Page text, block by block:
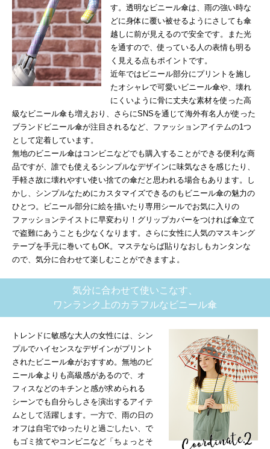
す。透明なビニール傘は、雨の強い時な
どに身体に覆い被せるようにさしても傘
越しに前が見えるので安全です。また光
を通すので、使っている人の表情も明る
く見える点もポイントです。
近年ではビニール部分にプリントを施し
たオシャレで可愛いビニール傘や、壊れ
にくいように骨に丈夫な素材を使った高
級なビニール傘も増えおり、さらにSNSを通じて海外有名人が使った
ブランドビニール傘が注目されるなど、ファッションアイテムの1つ
として定着しています。
無地のビニール傘はコンビニなどでも購入することができる便利な商
品ですが、誰でも使えるシンプルなデザインに味気なさを感じたり、
手軽さ故に壊れやすい使い捨ての傘だと思われる場合もあります。し
かし、シンプルなためにカスタマイズできるのもビニール傘の魅力の
ひとつ。ビニール部分に絵を描いたり専用シールでお気に入りの
ファッションテイストに早変わり！グリップカバーをつければ傘立て
で盗難にあうことも少なくなります。さらに女性に人気のマスキング
テープを手元に巻いてもOK。マステならば貼りなおしもカンタンな
ので、気分に合わせて楽しむことができますよ。
気分に合わせて使いこなす、
ワンランク上のカラフルなビニール傘
トレンドに敏感な大人の女性には、シン
プルでハイセンスなデザインがプリント
されたビニール傘がおすすめ。無地のビ
ニール傘よりも高級感があるので、オ
フィスなどのキチンと感が求められる
シーンでも自分らしさを演出するアイテ
ムとして活躍します。一方で、雨の日の
オフは自宅でゆったりと過ごしたい、で
もゴミ捨てやコンビニなど「ちょっとそ